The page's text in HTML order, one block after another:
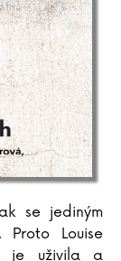
se jediným
Louise
je uživila a